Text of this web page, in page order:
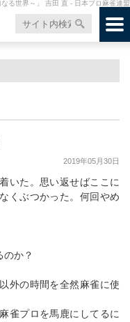
る世界～」 吉田 直 - 日本プロ麻雀連盟
2019年05月30日
いた。思い返せばここに
くぶつかった。何回やめ
のか？
外の時間を全然麻雀に使
雀プロを馬鹿にしてるに